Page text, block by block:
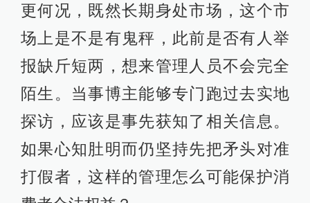
更何况，既然长期身处市场，这个市
场上是不是有鬼秤，此前是否有人举
报缺斤短两，想来管理人员不会完全
陌生。当事博主能够专门跑过去实地
探访，应该是事先获知了相关信息。
如果心知肚明而仍坚持先把矛头对准
打假者，这样的管理怎么可能保护消